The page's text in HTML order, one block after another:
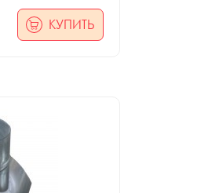
КУПИТЬ